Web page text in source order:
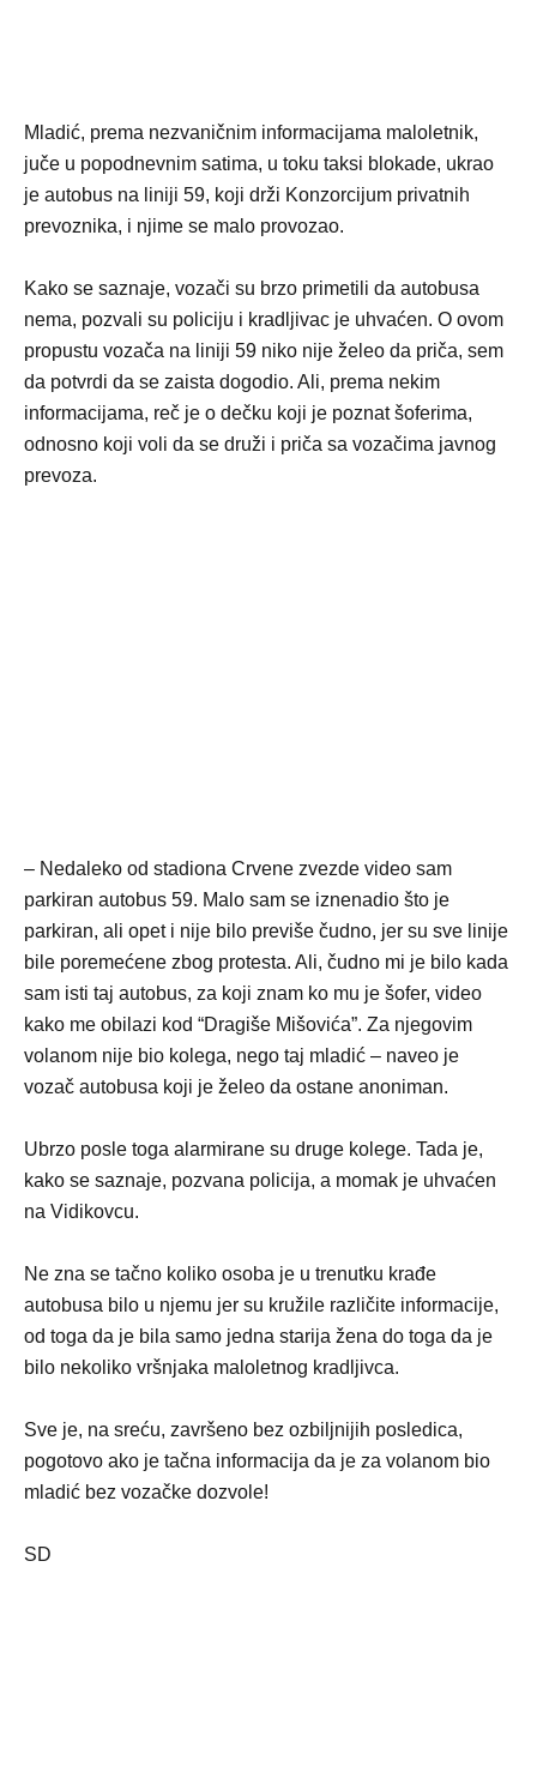
Mladić, prema nezvaničnim informacijama maloletnik,
juče u popodnevnim satima, u toku taksi blokade, ukrao
je autobus na liniji 59, koji drži Konzorcijum privatnih
prevoznika, i njime se malo provozao.
Kako se saznaje, vozači su brzo primetili da autobusa
nema, pozvali su policiju i kradljivac je uhvaćen. O ovom
propustu vozača na liniji 59 niko nije želeo da priča, sem
da potvrdi da se zaista dogodio. Ali, prema nekim
informacijama, reč je o dečku koji je poznat šoferima,
odnosno koji voli da se druži i priča sa vozačima javnog
prevoza.
– Nedaleko od stadiona Crvene zvezde video sam
parkiran autobus 59. Malo sam se iznenadio što je
parkiran, ali opet i nije bilo previše čudno, jer su sve linije
bile poremećene zbog protesta. Ali, čudno mi je bilo kada
sam isti taj autobus, za koji znam ko mu je šofer, video
kako me obilazi kod “Dragiše Mišovića”. Za njegovim
volanom nije bio kolega, nego taj mladić – naveo je
vozač autobusa koji je želeo da ostane anoniman.
Ubrzo posle toga alarmirane su druge kolege. Tada je,
kako se saznaje, pozvana policija, a momak je uhvaćen
na Vidikovcu.
Ne zna se tačno koliko osoba je u trenutku krađe
autobusa bilo u njemu jer su kružile različite informacije,
od toga da je bila samo jedna starija žena do toga da je
bilo nekoliko vršnjaka maloletnog kradljivca.
Sve je, na sreću, završeno bez ozbiljnijih posledica,
pogotovo ako je tačna informacija da je za volanom bio
mladić bez vozačke dozvole!
SD